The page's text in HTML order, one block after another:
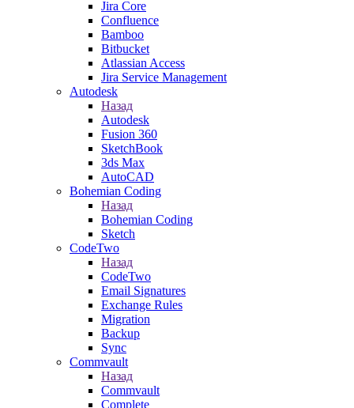
Jira Core
Confluence
Bamboo
Bitbucket
Atlassian Access
Jira Service Management
Autodesk
Назад
Autodesk
Fusion 360
SketchBook
3ds Max
AutoCAD
Bohemian Coding
Назад
Bohemian Coding
Sketch
CodeTwo
Назад
CodeTwo
Email Signatures
Exchange Rules
Migration
Backup
Sync
Commvault
Назад
Commvault
Complete